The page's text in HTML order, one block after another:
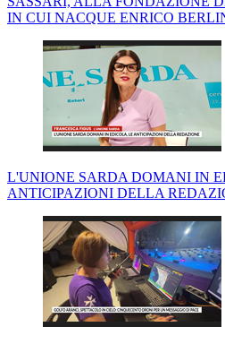
IN CUI NACQUE ENRICO
L'UNIONE SARDA DOMANI IN
ANTICIPAZIONI DELLA